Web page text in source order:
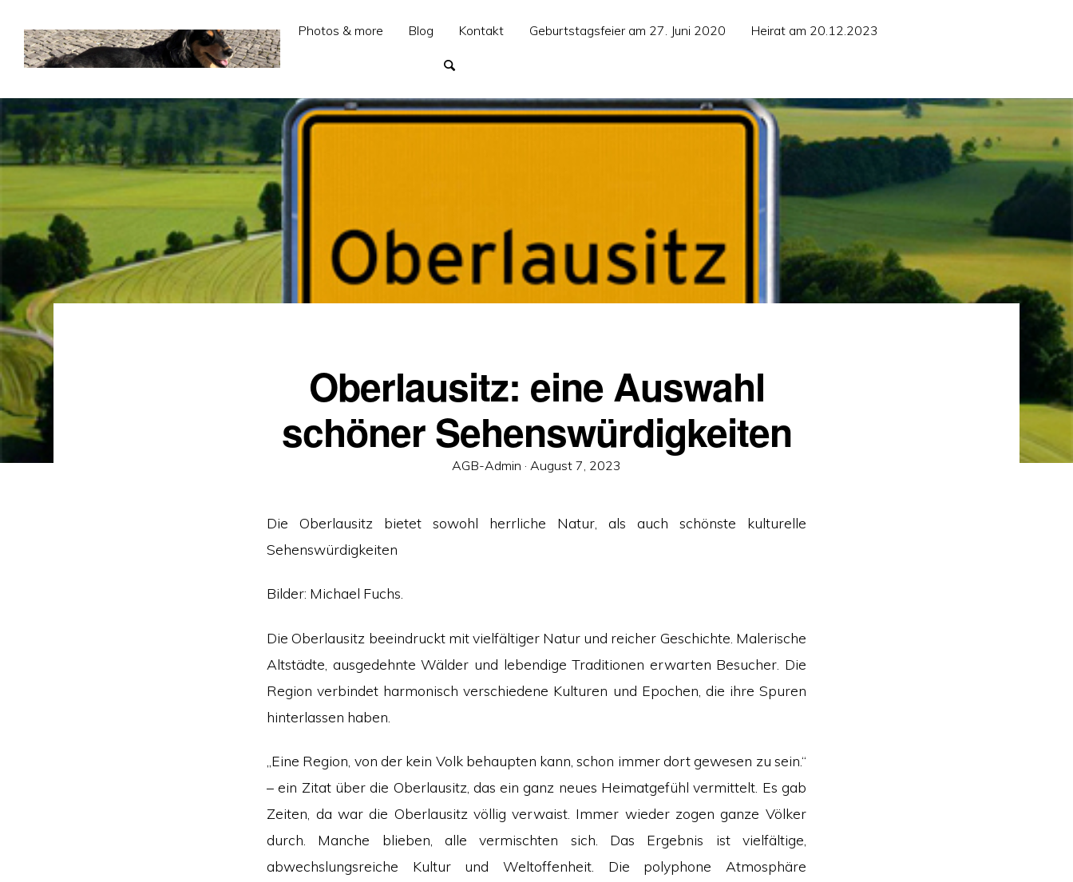
Photos & more Blog Kontakt Geburtstagsfeier am 27. Juni 2020 Heirat am 20.12.2023
Oberlausitz: eine Auswahl
schöner Sehenswürdigkeiten
AGB-Admin · Veröffentlicht
August 7, 2023
Die Oberlausitz bietet sowohl herrliche Natur, als auch schönste kulturelle
Sehenswürdigkeiten
Bilder: Michael Fuchs.
Die Oberlausitz beeindruckt mit vielfältiger Natur und reicher Geschichte. Malerische
Altstädte, ausgedehnte Wälder und lebendige Traditionen erwarten Besucher. Die
Region verbindet harmonisch verschiedene Kulturen und Epochen, die ihre Spuren
hinterlassen haben.
„Eine Region, von der kein Volk behaupten kann, schon immer dort gewesen zu sein.“
– ein Zitat über die Oberlausitz, das ein ganz neues Heimatgefühl vermittelt. Es gab
Zeiten, da war die Oberlausitz völlig verwaist. Immer wieder zogen ganze Völker
durch. Manche blieben, alle vermischten sich. Das Ergebnis ist vielfältige,
abwechslungsreiche Kultur und Weltoffenheit. Die polyphone Atmosphäre